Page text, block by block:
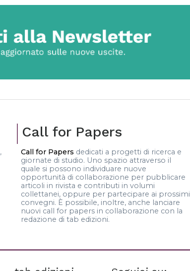
Call for Papers
Call for Papers dedicati a progetti di ricerca e
giornate di studio. Uno spazio attraverso il
quale si possono individuare nuove
opportunità di collaborazione per pubblicare
articoli in rivista e contributi in volumi
collettanei, oppure per partecipare ai prossimi
convegni. È possibile, inoltre, anche lanciare
nuovi call for papers in collaborazione con la
redazione di tab edizioni.